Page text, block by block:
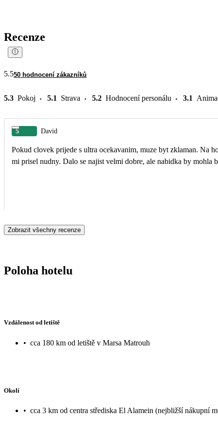
Recenze
5.550 hodnocení zákazníků
5.3 Pokoj 5.1 Strava 5.2 Hodnocení personálu 3.1
5 David
Pokud clovek prijede s ultra ocekavanim, muze byt zklaman. Na
mi prisel nudny. Dalo se najist velmi dobre, ale nabidka by mohla
Zobrazit všechny recenze
Poloha hotelu
Vzdálenost od letiště
• cca 180 km od letiště v Marsa Matrouh
Okolí
• cca 3 km od centra střediska El Alamein (nejbližší nákupní